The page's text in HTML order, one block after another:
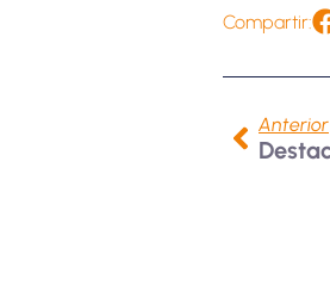
Compartir:
Anterior